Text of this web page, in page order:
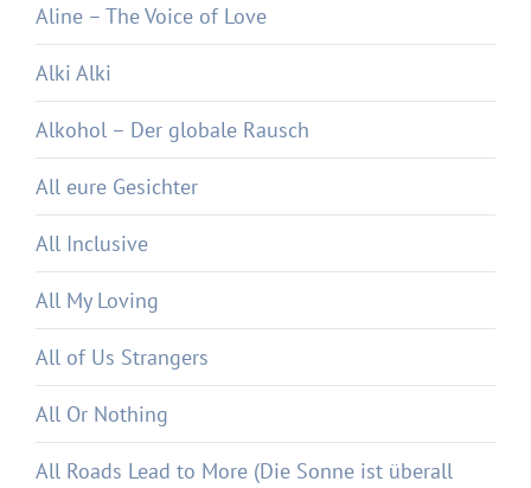
Aline – The Voice of Love
Alki Alki
Alkohol – Der globale Rausch
All eure Gesichter
All Inclusive
All My Loving
All of Us Strangers
All Or Nothing
All Roads Lead to More (Die Sonne ist überall